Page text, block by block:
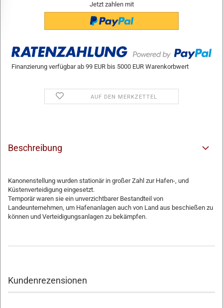
Jetzt zahlen mit
Finanzierung verfügbar ab 99 EUR bis 5000 EUR Warenkorbwert
AUF DEN MERKZETTEL
Beschreibung
Kanonenstellung wurden stationär in großer Zahl zur Hafen-, und
Küstenverteidigung eingesetzt.
Temporär waren sie ein unverzichtbarer Bestandteil von
Landeunternehmen, um Hafenanlagen auch von Land aus beschießen zu
können und Verteidigungsanlagen zu bekämpfen.
Kundenrezensionen